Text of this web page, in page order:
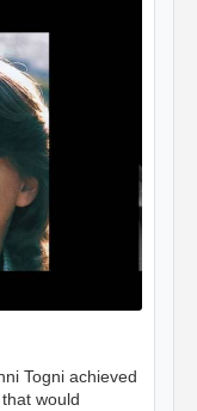
Togni achieved
would